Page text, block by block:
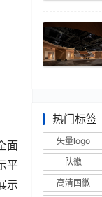
面
平
示
热门标签
矢量logo
队徽
高清国徽